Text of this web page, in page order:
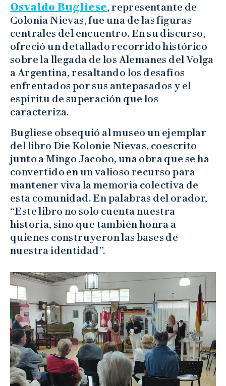
Osvaldo Bugliese, representante de
Colonia Nievas, fue una de las figuras
centrales del encuentro. En su discurso,
ofreció un detallado recorrido histórico
sobre la llegada de los Alemanes del Volga
a Argentina, resaltando los desafíos
enfrentados por sus antepasados y el
espíritu de superación que los
caracteriza.
Bugliese obsequió al museo un ejemplar
del libro Die Kolonie Nievas, coescrito
junto a Mingo Jacobo, una obra que se ha
convertido en un valioso recurso para
mantener viva la memoria colectiva de
esta comunidad. En palabras del orador,
“Este libro no solo cuenta nuestra
historia, sino que también honra a
quienes construyeron las bases de
nuestra identidad”.